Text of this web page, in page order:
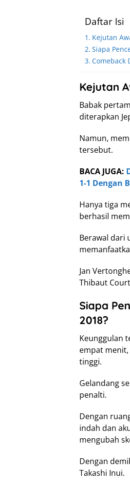
Daftar Isi
Kejutan
Siapa
Comeback
Kejutan
Babak
diterapkan
Namun,
tersebut.
BACA JUGA:
1-1 Dengan
Hanya tiga
berhasil
Berawal dari
Jan
Thibaut
Siapa
2018?
Keunggulan
empat
tinggi.
Gelandang
penalti.
Dengan
indah dan
mengubah
Dengan
Takashi Inui.